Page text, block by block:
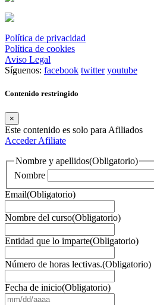
Política de privacidad
Política de cookies
Aviso Legal
Síguenos: facebook twitter youtube
Contenido restringido
×
Este contenido es solo para Afiliados
AccederAfiliate
Nombre y apellidos(Obligatorio)
Nombre
Email(Obligatorio)
Nombre del curso(Obligatorio)
Entidad que lo imparte(Obligatorio)
Número de horas lectivas.(Obligatorio)
Fecha de inicio(Obligatorio)